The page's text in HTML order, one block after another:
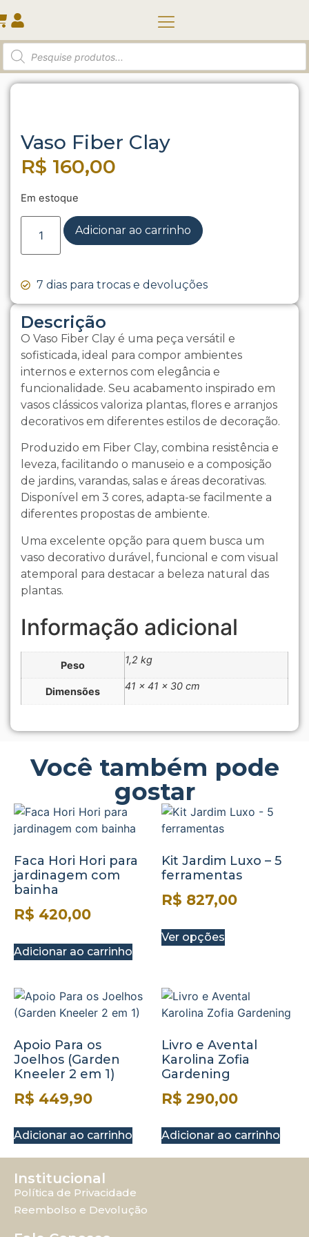
Início / Vaso Fiber Clay
Descrição
O Vaso Fiber Clay é uma peça versátil e
sofisticada, ideal para compor ambientes
internos e externos com elegância e
funcionalidade. Seu acabamento inspirado em
vasos clássicos valoriza plantas, flores e arranjos
decorativos em diferentes estilos de decoração.
Produzido em Fiber Clay, combina resistência e
leveza, facilitando o manuseio e a composição
de jardins, varandas, salas e áreas decorativas.
Disponível em 3 cores, adapta-se facilmente a
diferentes propostas de ambiente.
Uma excelente opção para quem busca um
vaso decorativo durável, funcional e com visual
atemporal para destacar a beleza natural das
plantas.
Informação adicional
Peso 1,2 kg
Dimensões 41 × 41 × 30 cm
Vaso Fiber Clay
R$ 160,00
Em estoque
Adicionar ao carrinho
7 dias para trocas e devoluções
Você também pode
gostar
Faca Hori Hori para
jardinagem com
bainha
R$ 420,00
Adicionar ao carrinho
Kit Jardim Luxo – 5
ferramentas
R$ 827,00
Ver opções
Apoio Para os
Joelhos (Garden
Kneeler 2 em 1)
R$ 449,90
Adicionar ao carrinho
Livro e Avental
Karolina Zofia
Gardening
R$ 290,00
Adicionar ao carrinho
Institucional
Política de Privacidade
Reembolso e Devolução